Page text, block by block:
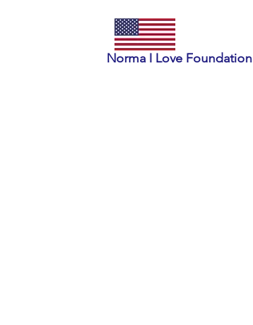
Norma I Love Foundation